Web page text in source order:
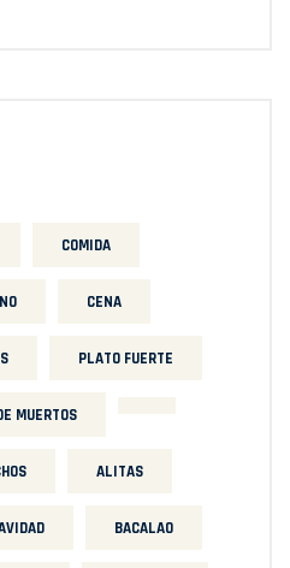
COMIDA
CENA
PLATO FUERTE
MUERTOS
ALITAS
BACALAO